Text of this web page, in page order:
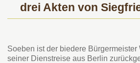
drei Akten von
Soeben ist der biedere Bürgermeister
seiner Dienstreise aus Berlin